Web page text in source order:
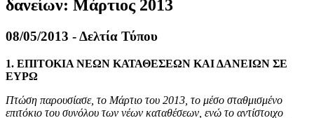
δανείων: Μάρτιος 2013
08/05/2013 - Δελτία Τύπου
1. ΕΠΙΤΟΚΙΑ ΝΕΩΝ ΚΑΤΑΘΕΣΕΩΝ ΚΑΙ ΔΑΝΕΙΩΝ ΣΕ
ΕΥΡΩ
Πτώση παρουσίασε, το Μάρτιο του 2013, το μέσο σταθμισμένο
επιτόκιο του συνόλου των νέων καταθέσεων, ενώ το αντίστοιχο